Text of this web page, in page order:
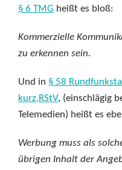
§ 6 TMG heißt es bloß:
Kommerzielle
zu erkennen sein.
Und in § 58
kurz,RStV, (einschlägig
Telemedien) heißt es
Werbung muss als
übrigen Inhalt der